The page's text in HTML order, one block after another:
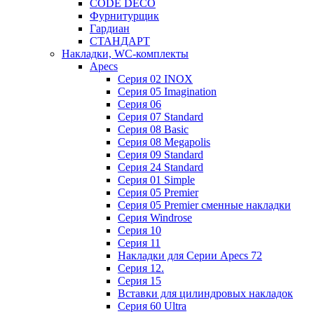
CODE DECO
Фурнитурщик
Гардиан
СТАНДАРТ
Накладки, WC-комплекты
Apecs
Cерия 02 INOX
Cерия 05 Imagination
Cерия 06
Cерия 07 Standard
Cерия 08 Basic
Cерия 08 Megapolis
Cерия 09 Standard
Cерия 24 Standard
Серия 01 Simple
Серия 05 Premier
Серия 05 Premier сменные накладки
Cерия Windrose
Серия 10
Серия 11
Накладки для Серии Apecs 72
Серия 12.
Серия 15
Вставки для цилиндровых накладок
Серия 60 Ultra